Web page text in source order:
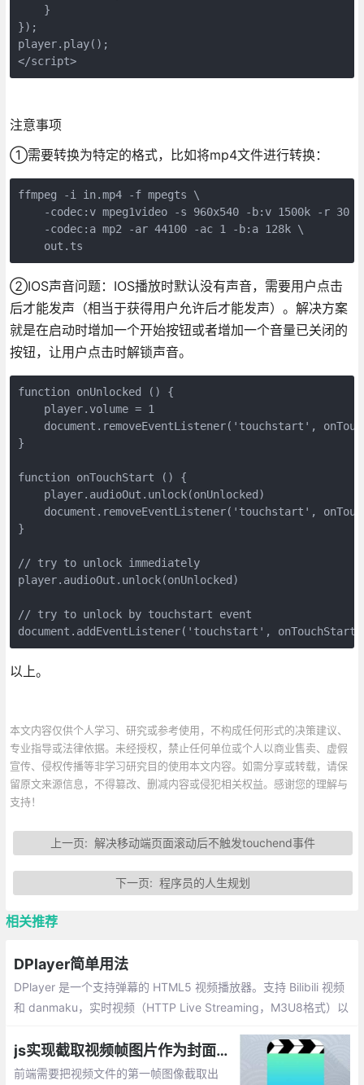
    }
});
player.play();
</script>
注意事项
①需要转换为特定的格式，比如将mp4文件进行转换：
ffmpeg -i in.mp4 -f mpegts \
-codec:v mpeg1video -s 960x540 -b:v 1500k -r 30
    -codec:a mp2 -ar 44100 -ac 1 -b:a 128k \
    out.ts
②IOS声音问题：IOS播放时默认没有声音，需要用户点击
后才能发声（相当于获得用户允许后才能发声）。解决方案
就是在启动时增加一个开始按钮或者增加一个音量已关闭的
按钮，让用户点击时解锁声音。
function onUnlocked () {
    player.volume = 1
document.removeEventListener('touchstart',
}
function onTouchStart () {
    player.audioOut.unlock(onUnlocked)
document.removeEventListener('touchstart',
}
// try to unlock immediately
player.audioOut.unlock(onUnlocked)
// try to unlock by touchstart event
document.addEventListener('touchstart',
以上。
本文内容仅供个人学习、研究或参考使用，不构成任何形式的决策建议、
专业指导或法律依据。未经授权，禁止任何单位或个人以商业售卖、虚假
宣传、侵权传播等非学习研究目的使用本文内容。如需分享或转载，请保
留原文来源信息，不得篡改、删减内容或侵犯相关权益。感谢您的理解与
支持！
上一页: 解决移动端页面滚动后不触发touchend事件
下一页: 程序员的人生规划
相关推荐
DPlayer简单用法
DPlayer 是一个支持弹幕的 HTML5 视频播放器。支持 Bilibili 视频
和 danmaku，实时视频（HTTP Live Streaming，M3U8格式）以
js实现截取视频帧图片作为封面预览图
前端需要把视频文件的第一帧图像截取出